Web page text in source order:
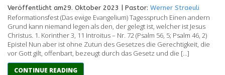
Veröffentlicht am29. Oktober 2023 | Pastor: Werner Straeuli
Reformationsfest (Das ewige Evangelium) Tagesspruch Einen andern
Grund kann niemand legen als den, der gelegt ist, welcher ist Jesus
Christus. 1. Korinther 3, 11 Introitus – Nr. 72 (Psalm 56, 5; Psalm 46, 2)
Epistel Nun aber ist ohne Zutun des Gesetzes die Gerechtigkeit, die
vor Gott gilt, offenbart, bezeugt durch das Gesetz und die […]
CONTINUE READING